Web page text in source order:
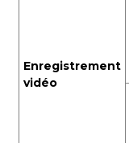
Enregistrement
vidéo